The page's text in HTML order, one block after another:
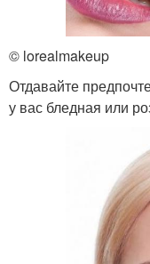
© lorealmakeup
Отдавайте
у вас бледная или